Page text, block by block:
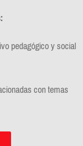
pedagógico y social
con temas